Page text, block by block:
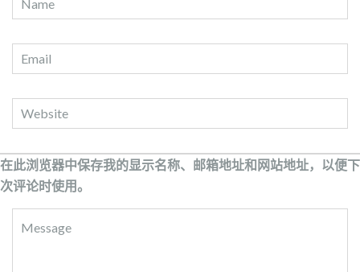
在此浏览器中保存我的显示名称、邮箱地址和网站地址，以便下
次评论时使用。